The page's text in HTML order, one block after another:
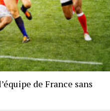
de France sans